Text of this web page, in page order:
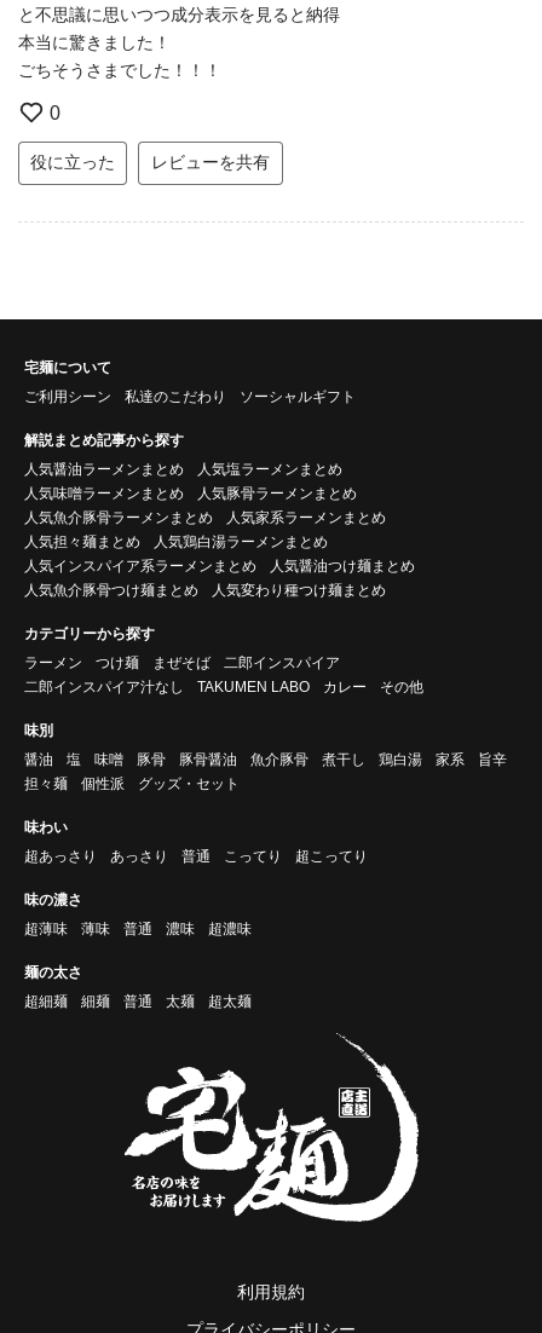
と不思議に思いつつ成分表示を見ると納得
本当に驚きました！
ごちそうさまでした！！！
0
役に立った レビューを共有
宅麺について
ご利用シーン
私達のこだわり ソーシャルギフト
解説まとめ記事から探す
人気醤油ラーメンまとめ
人気塩ラーメンまとめ
人気味噌ラーメンまとめ
人気豚骨ラーメンまとめ
人気魚介豚骨ラーメンまとめ
人気家系ラーメンまとめ
人気担々麺まとめ
人気鶏白湯ラーメンまとめ
人気インスパイア系ラーメンまとめ
人気醤油つけ麺まとめ
人気魚介豚骨つけ麺まとめ
人気変わり種つけ麺まとめ
カテゴリーから探す
ラーメン
つけ麺 まぜそば
二郎インスパイア
二郎インスパイア汁なし
TAKUMEN LABO カレー その他
味別
醤油
塩 味噌 豚骨 豚骨醤油 魚介豚骨 煮干し 鶏白湯 家系
旨辛
担々麺
個性派 グッズ・セット
味わい
超あっさり
あっさり 普通 こってり 超こってり
味の濃さ
超薄味
薄味 普通 濃味 超濃味
麺の太さ
超細麺
細麺 普通 太麺 超太麺
利用規約